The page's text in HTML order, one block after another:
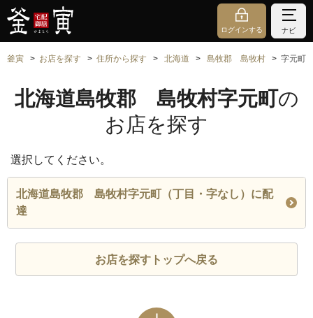
ログインする ナビ
釜寅 お店を探す 住所から探す 北海道 島牧郡 島牧村 字元町
北海道島牧郡 島牧村字元町の
お店を探す
選択してください。
北海道島牧郡 島牧村字元町（丁目・字なし）に配
達
お店を探すトップへ戻る